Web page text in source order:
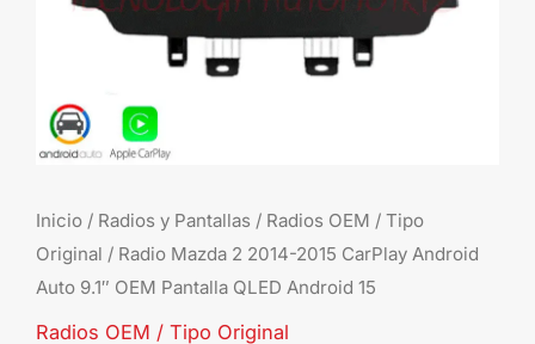
Inicio / Radios y Pantallas / Radios OEM / Tipo
Original / Radio Mazda 2 2014-2015 CarPlay Android
Auto 9.1″ OEM Pantalla QLED Android 15
Radios OEM / Tipo Original